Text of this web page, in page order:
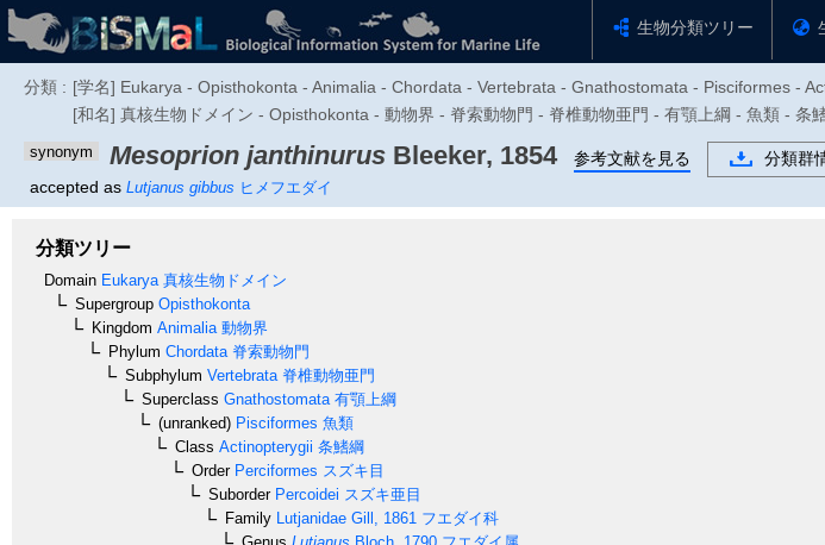
生物分類ツリー
分類 : [学名] Eukarya - Opisthokonta - Animalia - Chordata - Vertebrata - Gnathostomata - Pisciformes -
[和名] 真核生物ドメイン - Opisthokonta - 動物界 - 脊索動物門 - 脊椎動物亜門 - 有顎上綱 - 魚類 -
synonym Mesoprion janthinurus Bleeker, 1854
accepted as Lutjanus gibbus ヒメフエダイ
参考文献を見る 分類群
分類ツリー
Domain Eukarya真核生物ドメイン
Supergroup Opisthokonta
Kingdom Animalia動物界
Phylum Chordata脊索動物門
Subphylum Vertebrata脊椎動物亜門
Superclass Gnathostomata有顎上綱
(unranked) Pisciformes 魚類
Class Actinopterygii 条鰭綱
OrderPerciformes スズキ目
SuborderPercoidei スズキ亜目
Family Lutjanidae Gill, 1861 フエダイ科